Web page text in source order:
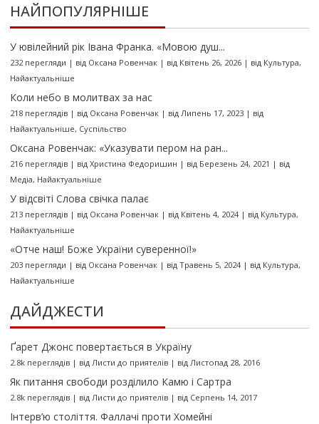
НАЙПОПУЛЯРНІШЕ
У ювілейний рік Івана Франка. «Мовою душ...
232 перегляди | від Оксана Ровенчак| від Квітень 26, 2026| від Культура,
Найактуальніше
Коли небо в молитвах за нас
218 переглядів| від Оксана Ровенчак| від Липень 17, 2023| від
Найактуальніше, Суспільство
Оксана Ровенчак: «Указувати пером на ран...
216 переглядів| від Христина Федоришин | від Березень 24, 2021 | від
Медіа, Найактуальніше
У відсвіті Слова свічка палає
213 переглядів| від Оксана Ровенчак| від Квітень 4, 2024| від Культура,
Найактуальніше
«Отче наш! Боже України суверенної!»
203 перегляди | від Оксана Ровенчак| від Травень 5, 2024| від Культура,
Найактуальніше
ДАЙДЖЕСТИ
Ґарет Джонс повертається в Україну
2.8k переглядів| від Листи до приятелів| від Листопад 28, 2016
Як питання свободи розділило Камю і Сартра
2.8k переглядів| від Листи до приятелів| від Серпень 14, 2017
Інтерв’ю століття. Фаллачі проти Хомейні